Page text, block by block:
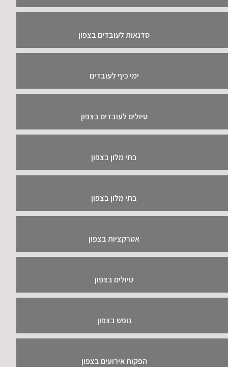
סדנאות לעובדים בצפון
ימי כיף לעובדים
טיולים לעובדים בצפון
בתי מלון בצפון
בתי מלון בצפון
אטרקציות בצפון
טיולים בצפון
נופש בצפון
הפקות אירועים בצפון